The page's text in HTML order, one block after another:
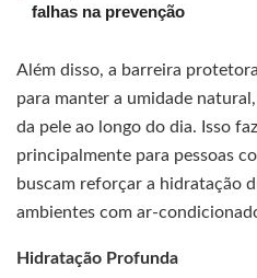
falhas na prevenção
Além disso, a barreira
para manter a umidade
da pele ao longo do dia. Isso
principalmente para pessoas
buscam reforçar a hidratação
ambientes com ar-
Hidratação Profunda